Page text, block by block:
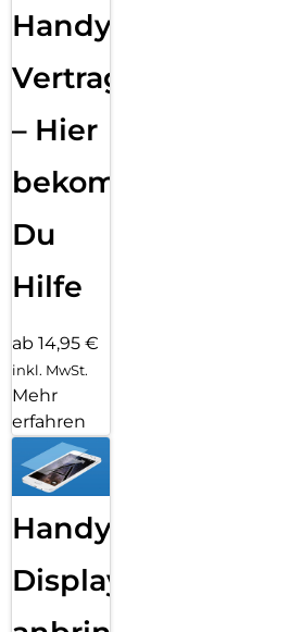
Handy
Vertragsabwicklung
– Hier
bekommst
Du
Hilfe
ab 14,95 €
inkl. MwSt.
Mehr
erfahren
Handy
Displayfolie